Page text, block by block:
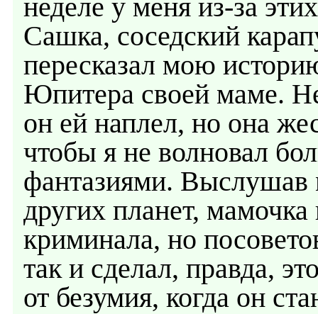
неделе у меня из-за
Сашка, соседский
пересказал мою
Юпитера своей маме.
он ей наплел, но она
чтобы я не волновал
фантазиями. Выслушав
других планет,
криминала, но
так и сделал, правда,
от безумия, когда он